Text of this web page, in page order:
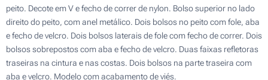
peito. Decote em V e fecho de correr de nylon. Bolso superior no lado
direito do peito, com anel metálico. Dois bolsos no peito com fole, aba
e fecho de velcro. Dois bolsos laterais de fole com fecho de correr. Dois
bolsos sobrepostos com aba e fecho de velcro. Duas faixas refletoras
traseiras na cintura e nas costas. Dois bolsos na parte traseira com
aba e velcro. Modelo com acabamento de viés.